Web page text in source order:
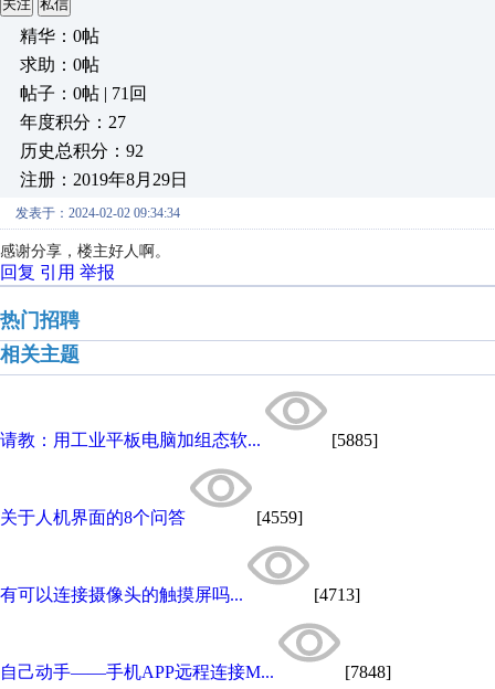
关注 私信
精华：0帖
求助：0帖
帖子：0帖 | 71回
年度积分：27
历史总积分：92
注册：2019年8月29日
发表于：2024-02-02 09:34:34
感谢分享，楼主好人啊。
回复 引用 举报
热门招聘
相关主题
请教：用工业平板电脑加组态软... [5885]
关于人机界面的8个问答 [4559]
有可以连接摄像头的触摸屏吗... [4713]
自己动手——手机APP远程连接M... [7848]